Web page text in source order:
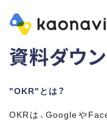
資料ダウ
"OKR"とは？
OKRは、Googleや